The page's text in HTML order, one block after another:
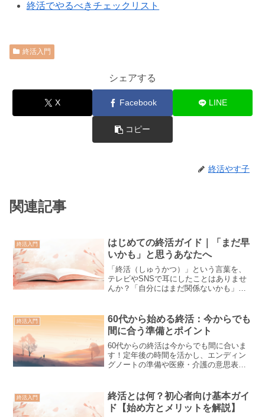
終活でやるべきチェックリスト
終活入門
シェアする
X Facebook LINE
コピー
終活やす子
関連記事
終活入門
はじめての終活ガイド｜「まだ早
いかも」と思うあなたへ
「終活（しゅうかつ）」という言葉を、
テレビやSNSで耳にしたことはありませ
んか？「自分にはまだ関係ないかも」
代にも役立つ“これからの生き方”を整理す
る活動です。この記事...
終活入門
60代から始める終活：今からでも
間に合う準備とポイント
60代からの終活は今からでも間に合いま
す！定年後の時間を活かし、エンディン
グノートの準備や医療・介護の意思表示
安心できる未来のために、今すぐ始めま
せんか？
終活入門
終活とは何？初心者向け基本ガイ
ド【始め方とメリットを解説】